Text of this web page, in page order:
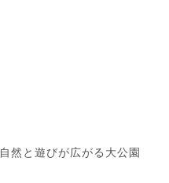
自然と遊びが広がる大公園